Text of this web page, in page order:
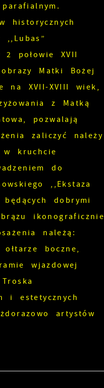
historycznych
połowie XVII
Matki Bożej
na XVII-XVIII wiek,
z Matką
pozwalają
zaliczyć należy
w kruchcie
do
,,Ekstaza
dobrymi
ikonograficznie
należą:
boczne,
wjazdowej
i estetycznych
artystów